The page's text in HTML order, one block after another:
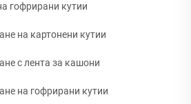
гофрирани кутии
на картонени кутии
с лента за кашони
на гофрирани кутии